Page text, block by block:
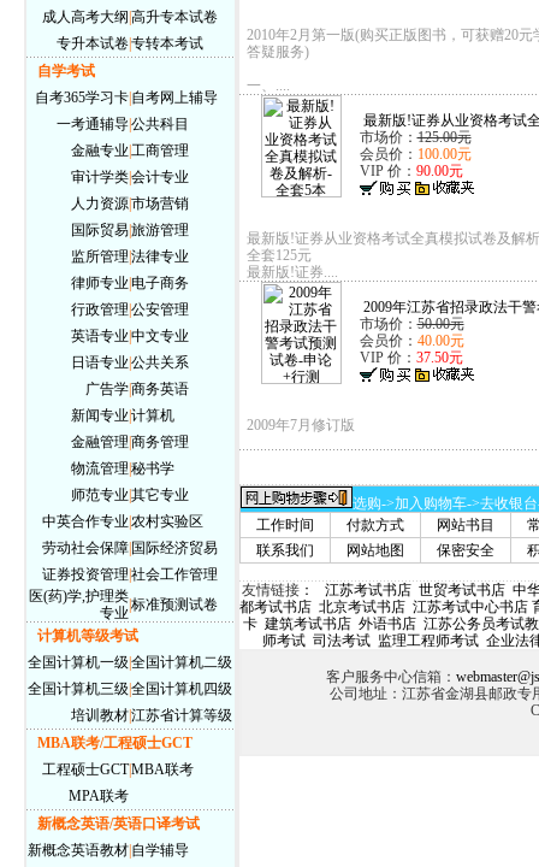
成人高考大纲 高升专本试卷
专升本试卷|专转本考试
自学考试
自考365学习卡| 自考网上辅导
一考通辅导|公共科目
金融专业 工商管理
审计学类|会计专业
人力资源|市场营销
国际贸易|旅游管理
监所管理 法律专业
律师专业 电子商务
行政管理 公安管理
英语专业 中文专业
日语专业 公共关系
广告学|商务英语
新闻专业 计算机
金融管理 商务管理
物流管理 秘书学
师范专业 其它专业
中英合作专业 农村实验区
劳动社会保障| 国际经济贸易
证券投资管理 社会工作管理
医(药)学,护理类
专业 标准预测试卷
计算机等级考试
全国计算机一级 全国计算机二级
全国计算机三级 全国计算机四级
培训教材|江苏省计算等级
MBA联考/工程硕士GCT
工程硕士GCT|MBA联考
MPA联考
新概念英语/英语口译考试
新概念英语教材| 自学辅导
2010年2月第一版(购买正版图书，可获赠20
答疑服务)
一、....
最新版!证券从业资格考试
市场价：125.00元
会员价： 100.00元
VIP 价： 90.00元
最新版!证券从业资格考试全真模拟试卷及解
全套125元
最新版!证券....
2009年江苏省招录政法干
市场价：50.00元
会员价： 40.00元
VIP 价： 37.50元
2009年7月修订版
选购->加入购物车->去收银
工作时间
付款方式 网站书目
联系我们
网站地图 保密安全
友情链接： 江苏考试书店 世贸考试书店 中
都考试书店 北京考试书店 江苏考试中心书店
卡 建筑考试书店 外语书店 江苏公务员考试
师考试 司法考试 监理工程师考试 企业法
客户服务中心信箱：
公司地址：江苏省金湖县邮政